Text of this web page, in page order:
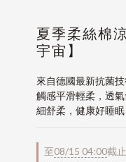
夏季柔絲棉
宇宙】
來自德國最新抗菌
觸感平滑輕柔，透
細舒柔，健康好睡眠
至08/15 04:00截止